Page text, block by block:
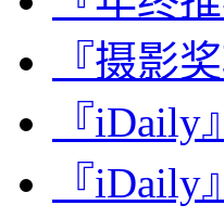
『摄影
『
『